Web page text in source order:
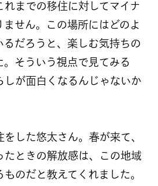
れまでの移住に対してマイナ
ません。この場所にはどのよ
るだろうと、楽しむ気持ちの
。そういう視点で見てみる
しが面白くなるんじゃないか
した悠太さん。春が来て、
たときの解放感は、この地域
のだと教えてくれました。